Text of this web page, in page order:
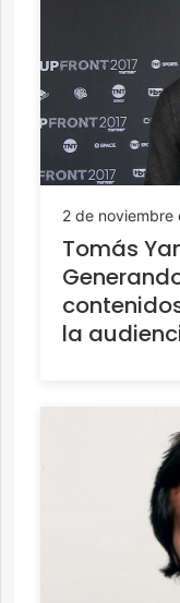
2 de noviembre
Tomás
la